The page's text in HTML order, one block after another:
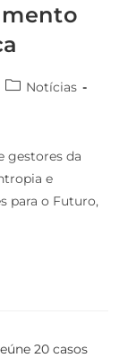
Notícias
gestores da
e
para o Futuro,